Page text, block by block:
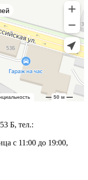
Б, тел.:
с 11:00 до 19:00,